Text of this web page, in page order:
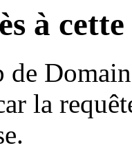
à
de
la